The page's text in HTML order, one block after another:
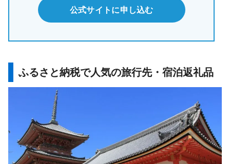
公式サイトに申し込む
ふるさと納税で人気の旅行先・宿泊返礼品